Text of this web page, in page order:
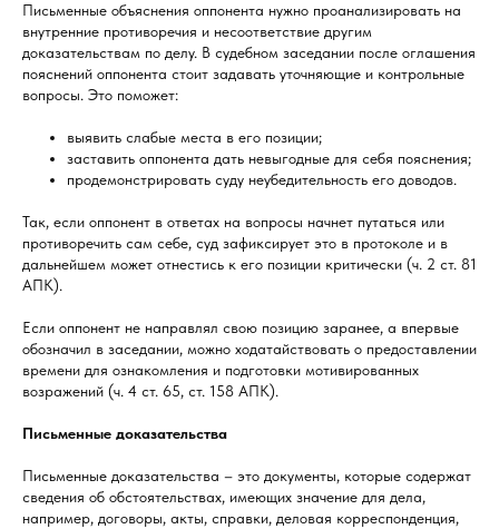
Письменные объяснения оппонента нужно проанализировать на
внутренние противоречия и несоответствие другим
доказательствам по делу. В судебном заседании после оглашения
пояснений оппонента стоит задавать уточняющие и контрольные
вопросы. Это поможет:
выявить слабые места в его позиции;
заставить оппонента дать невыгодные для себя пояснения;
продемонстрировать суду неубедительность его доводов.
Так, если оппонент в ответах на вопросы начнет путаться или
противоречить сам себе, суд зафиксирует это в протоколе и в
дальнейшем может отнестись к его позиции критически (ч. 2 ст. 81
АПК).
Если оппонент не направлял свою позицию заранее, а впервые
обозначил в заседании, можно ходатайствовать о предоставлении
времени для ознакомления и подготовки мотивированных
возражений (ч. 4 ст. 65, ст. 158 АПК).
Письменные доказательства
Письменные доказательства – это документы, которые содержат
сведения об обстоятельствах, имеющих значение для дела,
например, договоры, акты, справки, деловая корреспонденция,